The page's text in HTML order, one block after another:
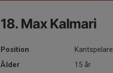
18. Max Kalmari
Position
Kantspelare
Ålder
15 år